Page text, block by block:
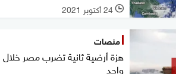
l 24 أكتوبر 2021
منصات
هزة أرضية ثانية تضرب مصر
واحد